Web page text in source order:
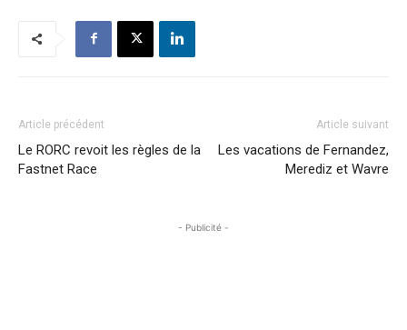
Article précédent
Le RORC revoit les règles de la
Fastnet Race
Article suivant
Les vacations de Fernandez,
Merediz et Wavre
- Publicité -